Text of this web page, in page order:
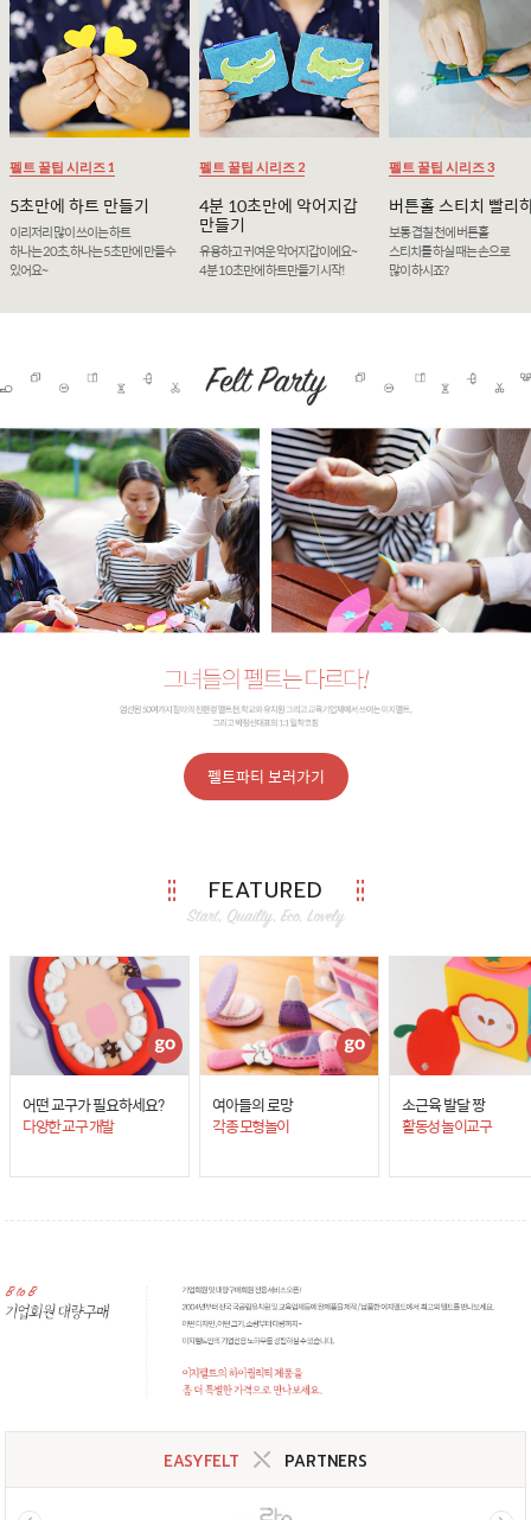
펠트 꿀팁 시리즈 1
5초만에 하트 만들기
이리저리 많이 쓰이는 하트
하나는 20초, 하나는 5초만에 만들수
있어요~
펠트 꿀팁 시리즈 2
4분 10초만에 악어지갑
만들기
유용하고 귀여운 악어지갑이에요~
4분 10초만에 하트만들기 시작!
펠트 꿀팁 시리즈 3
버튼홀 스티치 빨리
보통 겹칠 천에 버튼홀
스티치를 하실 때는 손으로
많이 하시죠?
펠트파티 보러가기
FEATURED
어떤 교구가 필요하세요?
다양한 교구 개발
여아들의 로망
각종 모형놀이
소근육 발달 짱
활동성 놀이교구
EASYFELT PARTNERS